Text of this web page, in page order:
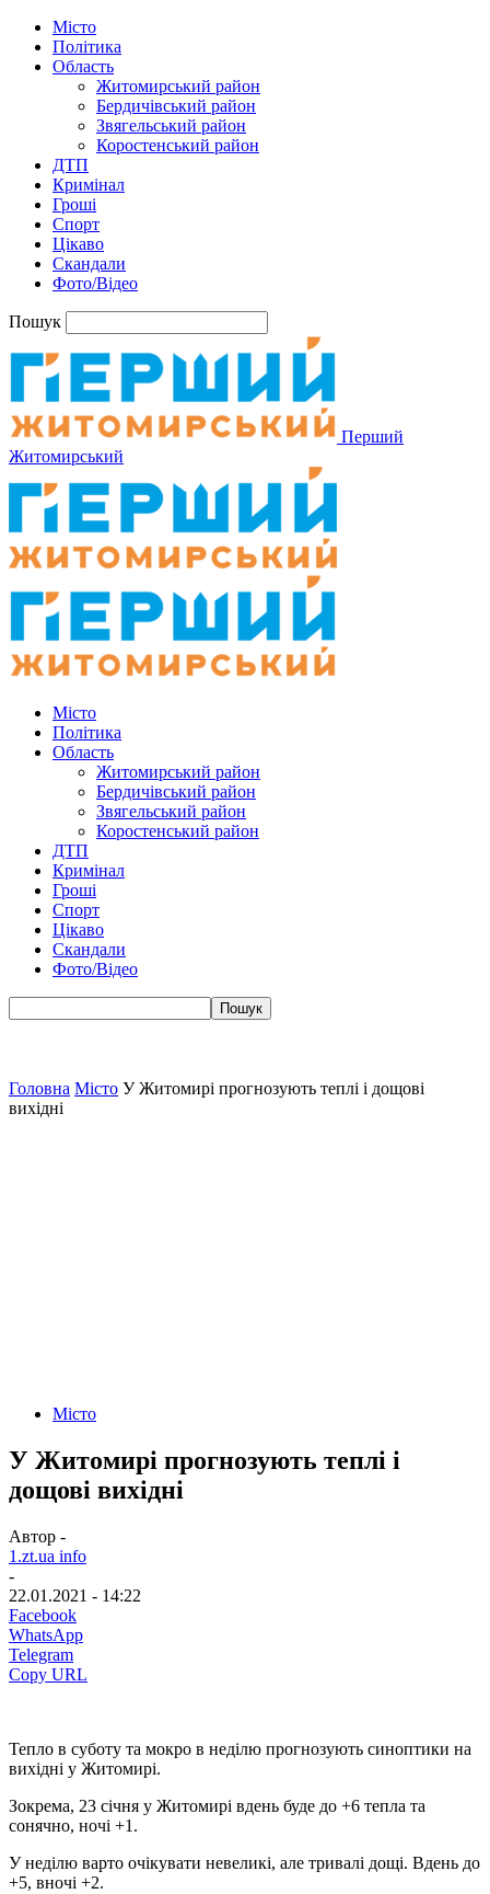
Місто
Політика
Область
Житомирський район
Бердичівський район
Звягельський район
Коростенський район
ДТП
Кримінал
Гроші
Спорт
Цікаво
Скандали
Фото/Відео
Пошук
Перший
Житомирський
Місто
Політика
Область
Житомирський район
Бердичівський район
Звягельський район
Коростенський район
ДТП
Кримінал
Гроші
Спорт
Цікаво
Скандали
Фото/Відео
Головна Місто У Житомирі прогнозують теплі і дощові
вихідні
Місто
У Житомирі прогнозують теплі і
дощові вихідні
Автор -
1.zt.ua info
-
22.01.2021 - 14:22
Facebook
WhatsApp
Telegram
Copy URL
Тепло в суботу та мокро в неділю прогнозують синоптики на
вихідні у Житомирі.
Зокрема, 23 січня у Житомирі вдень буде до +6 тепла та
сонячно, ночі +1.
У неділю варто очікувати невеликі, але тривалі дощі. Вдень до
+5, вночі +2.